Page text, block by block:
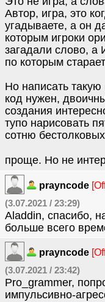
Автор, игра, это
угадываете, а он
которым игроки
загадали слово,
по которым
Но написать такую
код нужен,
создания
тупо нарисовать
сотню
проще. Но не
prayncode
(3.07.2021 / 23:29)
Aladdin, спасибо,
больше всего
prayncode
(3.07.2021 / 23:42)
Pro_grammer,
импульсивно-